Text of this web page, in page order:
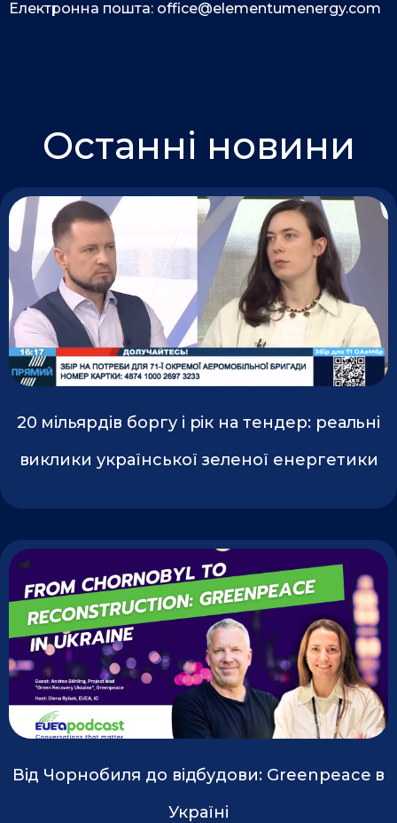
Електронна пошта: office@elementumenergy.com
Останні новини
20 мільярдів боргу і рік на тендер: реальні
виклики української зеленої енергетики
Від Чорнобиля до відбудови: Greenpeace в
Україні